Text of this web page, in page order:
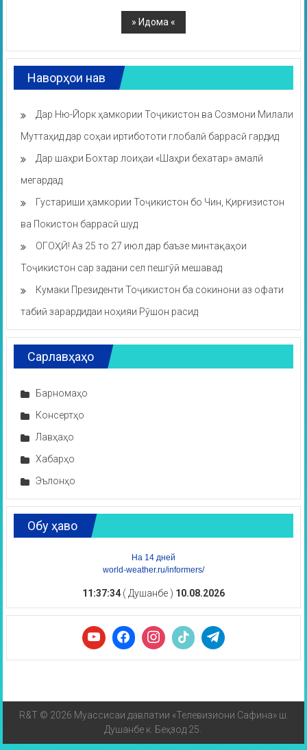
Наворҳои нав
Дар Ню-Йорк ҳамкории Тоҷикистон ва Созмони Милали
Муттаҳид дар соҳаи иртибототи глобалӣ баррасӣ гардид
Дар шаҳри Бохтар лоиҳаи «Шаҳри бехатар» амалӣ
мегардад
Густариши ҳамкории Тоҷикистон бо Чин, Қирғизистон
ва Покистон баррасӣ шуд
ОГОҲӢ! Аз 25 то 27 июл дар баъзе минтақаҳои
Тоҷикистон сар задани сел пешгӯӣ мешавад
Кумаки Президенти Тоҷикистон ба сокинони аз офати
табиӣ зарардидаи ноҳияи Рӯшон расид
Сарлавҳаҳо
Барномаҳо
Консертҳо
Лавҳаҳо
Хабарҳо
Эълонҳо
Обу ҳаво
На 14 дней
world-weather.ru/informers/
11:37:34 ( Душанбе ) 10.08.2026
R&T © 2026 Муассисаи давлатии «Телевизиони Сафина» ш.
Душанбе к. Беҳзод 25.